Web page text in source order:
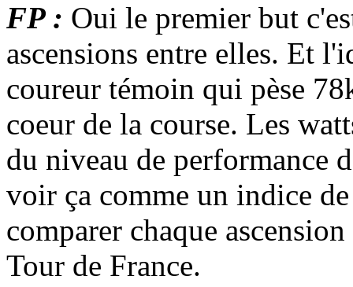
FP : Oui le premier but
ascensions entre elles. Et
coureur témoin qui pèse
coeur de la course. Les
du niveau de performance
voir ça comme un indice
comparer chaque
Tour de France.